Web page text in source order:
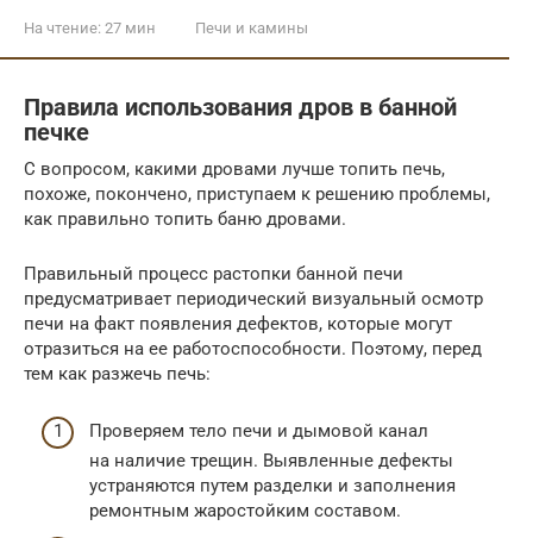
На чтение: 27 мин Печи и камины
Правила использования дров в банной
печке
С вопросом, какими дровами лучше топить печь,
похоже, покончено, приступаем к решению проблемы,
как правильно топить баню дровами.
Правильный процесс растопки банной печи
предусматривает периодический визуальный осмотр
печи на факт появления дефектов, которые могут
отразиться на ее работоспособности. Поэтому, перед
тем как разжечь печь:
Проверяем тело печи и дымовой канал
на наличие трещин. Выявленные дефекты
устраняются путем разделки и заполнения
ремонтным жаростойким составом.